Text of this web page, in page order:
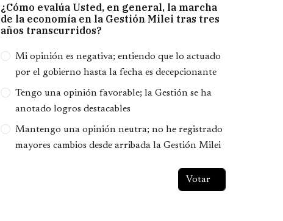
¿Cómo evalúa Usted, en general, la marcha
de la economía en la Gestión Milei tras tres
años transcurridos?
Opciones
Mi opinión es negativa; entiendo que lo actuado
por el gobierno hasta la fecha es decepcionante
Tengo una opinión favorable; la Gestión se ha
anotado logros destacables
Mantengo una opinión neutra; no he registrado
mayores cambios desde arribada la Gestión Milei